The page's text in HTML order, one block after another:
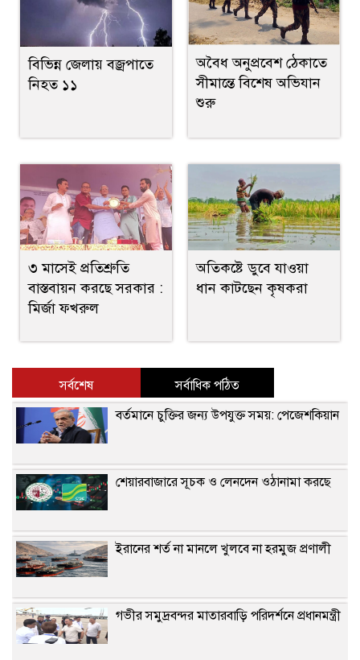
বিভিন্ন জেলায় বজ্রপাতে
নিহত ১১
অবৈধ অনুপ্রবেশ ঠেকাতে
সীমান্তে বিশেষ অভিযান
শুরু
৩ মাসেই প্রতিশ্রুতি
বাস্তবায়ন করছে সরকার :
মির্জা ফখরুল
অতিকষ্টে ডুবে যাওয়া
ধান কাটছেন কৃষকরা
সর্বশেষ
সর্বাধিক পঠিত
বর্তমানে চুক্তির জন্য উপযুক্ত সময়: পেজেশকিয়ান
শেয়ারবাজারে সূচক ও লেনদেন ওঠানামা করছে
ইরানের শর্ত না মানলে খুলবে না হরমুজ প্রণালী
গভীর সমুদ্রবন্দর মাতারবাড়ি পরিদর্শনে প্রধানমন্ত্রী